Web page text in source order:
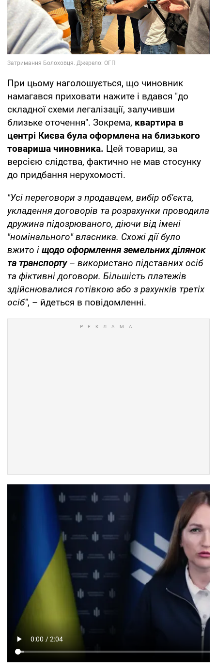
При цьому наголошується, що чиновник
намагався приховати нажите і вдався "до
складної схеми легалізації, залучивши
близьке оточення". Зокрема, квартира в
центрі Києва була оформлена на близького
товариша чиновника. Цей товариш, за
версією слідства, фактично не мав стосунку
до придбання нерухомості.
"Усі переговори з продавцем, вибір об'єкта,
укладення договорів та розрахунки проводила
дружина підозрюваного, діючи від імені
"номінального" власника. Схожі дії було
вжито і щодо оформлення земельних ділянок
та транспорту– використано підставних осіб
та фіктивні договори. Більшість платежів
здійснювалися готівкою або з рахунків третіх
осіб", – йдеться в повідомленні.